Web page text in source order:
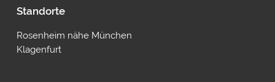
Standorte
Rosenheim nähe München
Klagenfurt